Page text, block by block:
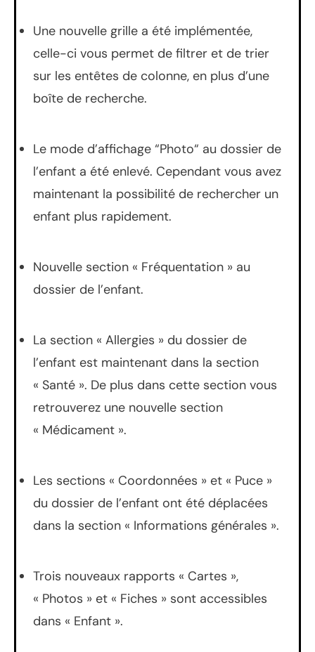
Une nouvelle grille a été implémentée,
celle-ci vous permet de filtrer et de trier
sur les entêtes de colonne, en plus d’une
boîte de recherche.
Le mode d’affichage “Photo“ au dossier de
l’enfant a été enlevé. Cependant vous avez
maintenant la possibilité de rechercher un
enfant plus rapidement.
Nouvelle section « Fréquentation » au
dossier de l’enfant.
La section « Allergies » du dossier de
l’enfant est maintenant dans la section
« Santé ». De plus dans cette section vous
retrouverez une nouvelle section
« Médicament ».
Les sections « Coordonnées » et « Puce »
du dossier de l’enfant ont été déplacées
dans la section « Informations générales ».
Trois nouveaux rapports « Cartes »,
« Photos » et « Fiches » sont accessibles
dans « Enfant ».